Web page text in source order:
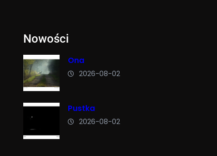
Nowości
Ona
2026-08-02
Pustka
2026-08-02